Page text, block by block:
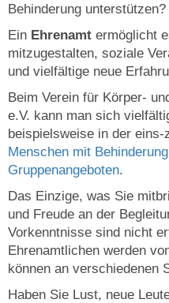
Behinderung unterstützen?
Ein Ehrenamt ermöglicht
mitzugestalten, soziale
und vielfältige neue
Beim Verein für Körper-
e.V. kann man sich
beispielsweise in der
Menschen mit Behinderung
Gruppenangeboten.
Das Einzige, was Sie
und Freude an der
Vorkenntnisse sind nicht
Ehrenamtlichen werden
können an verschiedenen
Haben Sie Lust, neue